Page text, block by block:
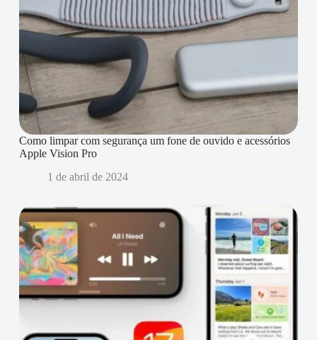
Como limpar com segurança um fone de ouvido e acessórios
Apple Vision Pro
1 de abril de 2024